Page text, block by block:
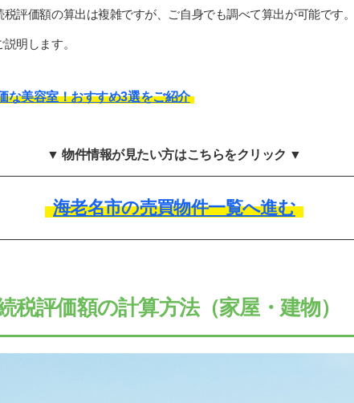
評価額の算出は複雑ですが、ご自身でも調べて算出が可能です
明します。
な美容室！おすすめ3選をご紹介
▼ 物件情報が見たい方はこちらをクリック ▼
海老名市の売買物件一覧へ進む
税評価額の計算方法（家屋・建物）